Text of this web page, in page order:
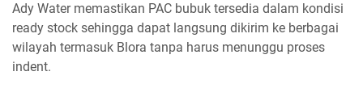
Ady Water memastikan PAC bubuk tersedia dalam kondisi
ready stock sehingga dapat langsung dikirim ke berbagai
wilayah termasuk Blora tanpa harus menunggu proses
indent.